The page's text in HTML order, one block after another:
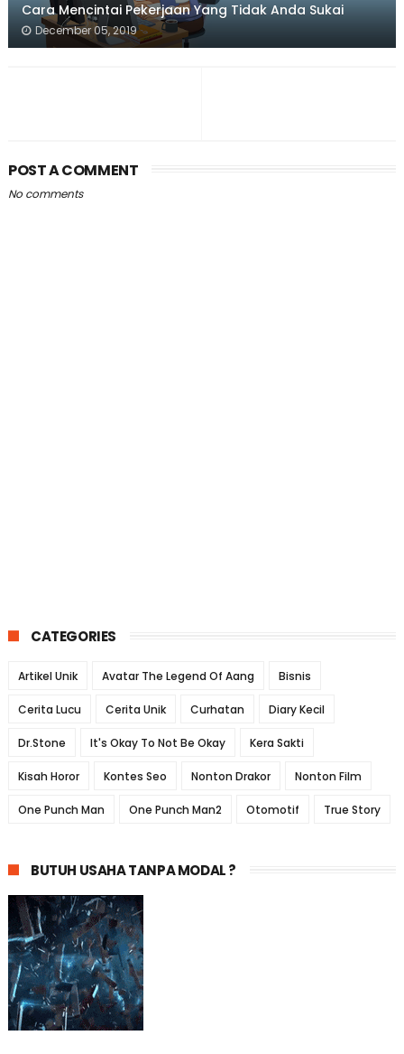
Cara Mencintai Pekerjaan Yang Tidak Anda Sukai
December 05, 2019
POST A COMMENT
No comments
CATEGORIES
Artikel Unik Avatar The Legend Of Aang Bisnis
Cerita Lucu Cerita Unik Curhatan Diary Kecil
Dr.Stone It's Okay To Not Be Okay Kera Sakti
Kisah Horor Kontes Seo Nonton Drakor Nonton Film
One Punch Man One Punch Man2 Otomotif True Story
BUTUH USAHA TANPA MODAL ?